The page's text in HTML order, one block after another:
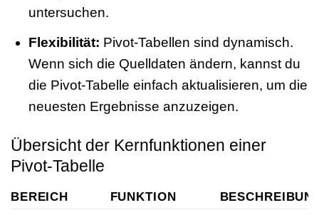
untersuchen.
Flexibilität: Pivot-Tabellen sind dynamisch.
Wenn sich die Quelldaten ändern, kannst du
die Pivot-Tabelle einfach aktualisieren, um die
neuesten Ergebnisse anzuzeigen.
Übersicht der Kernfunktionen einer
Pivot-Tabelle
BEREICH FUNKTION